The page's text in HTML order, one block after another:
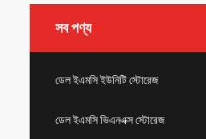
সব পণ্য
ডেল ইএমসি ইউনিটি স্টোরেজ
ডেল ইএমসি ভিএনএক্স স্টোরেজ